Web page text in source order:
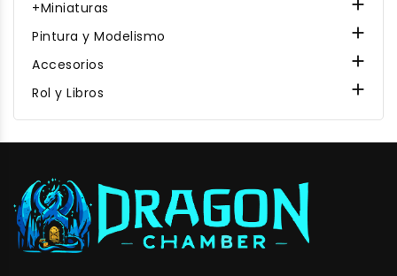
+Miniaturas 
Pintura y Modelismo 
Accesorios 
Rol y Libros 